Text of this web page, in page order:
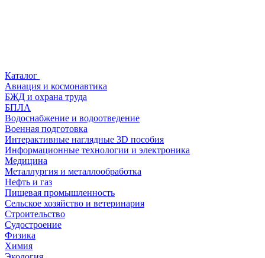
Каталог
Авиация и космонавтика
БЖД и охрана труда
БПЛА
Водоснабжение и водоотведение
Военная подготовка
Интерактивные наглядные 3D пособия
Информационные технологии и электроника
Медицина
Металлургия и металлообработка
Нефть и газ
Пищевая промышленность
Сельское хозяйство и ветеринария
Строительство
Судостроение
Физика
Химия